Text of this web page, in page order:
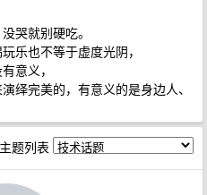
哭就别硬吃。
乐也不等于虚度光阴，
意义，
绎完美的，有意义的是身边人、
题列表